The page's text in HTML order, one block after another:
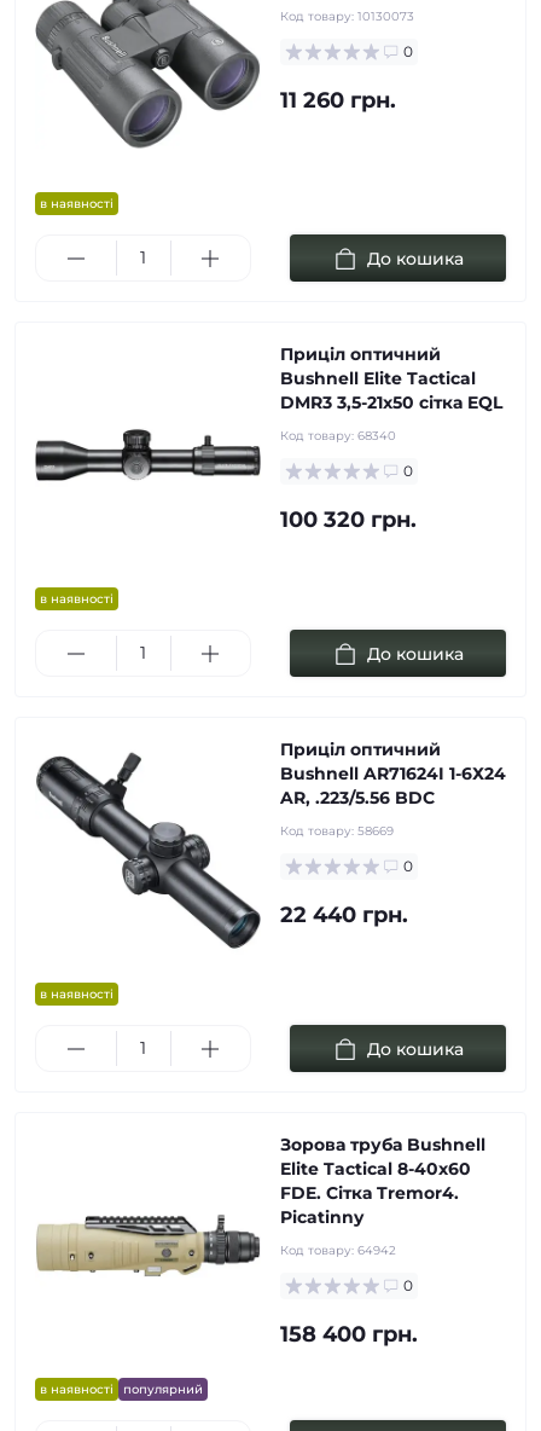
в наявності
Код товару: 10130073
0
11 260 грн.
До кошика
в наявності
Приціл оптичний
Bushnell Elite Tactical
DMR3 3,5-21x50 сітка EQL
Код товару: 68340
0
100 320 грн.
До кошика
в наявності
Приціл оптичний
Bushnell AR71624I 1-6Х24
AR, .223/5.56 BDC
Код товару: 58669
0
22 440 грн.
До кошика
в наявності популярний
Зорова труба Bushnell
Elite Tactical 8-40х60
FDE. Сітка Tremor4.
Picatinny
Код товару: 64942
0
158 400 грн.